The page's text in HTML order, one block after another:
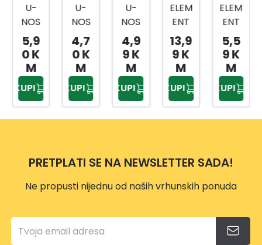
U-
NOS
AČ
220M
M
BIJEL
I EL-
3210-
220-1
4,7
0 K
M
KUPI
U-
NOS
AČ
220
MM
EL-
3210-
220-1
4,9
9 K
M
KUPI
ELEM
ENT
SYST
EM
U-
NOS
AČ
470
MM
470-
13,9
9 K
M
KUPI
ELEM
ENT
SYST
EM
U-
NOS
AČ
270
MM
270-
5,5
9 K
M
KUPI
ZIDNI
NOS
AČ
2060
MM 2
REDA
32
MM
16,9
5 K
M
KUPI
PRETPLATI SE NA NEWSLETTER SADA!
Ne propusti nijednu od naših vrhunskih ponuda